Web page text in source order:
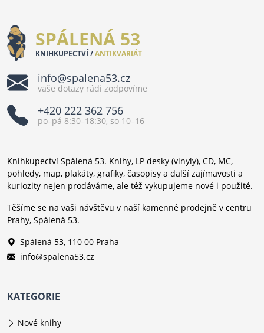
SPÁLENÁ 53
KNIHKUPECTVÍ /ANTIKVARIÁT
info@spalena53.cz
vaše dotazy rádi zodpovíme
+420 222 362 756
po–pá 8:30–18:30, so 10–16
Knihkupectví Spálená 53. Knihy, LP desky (vinyly), CD, MC,
pohledy, map, plakáty, grafiky, časopisy a další zajímavosti a
kuriozity nejen prodáváme, ale též vykupujeme nové i použité.
Těšíme se na vaši návštěvu v naší kamenné prodejně v centru
Prahy, Spálená 53.
Spálená 53, 110 00 Praha
info@spalena53.cz
KATEGORIE
Nové knihy